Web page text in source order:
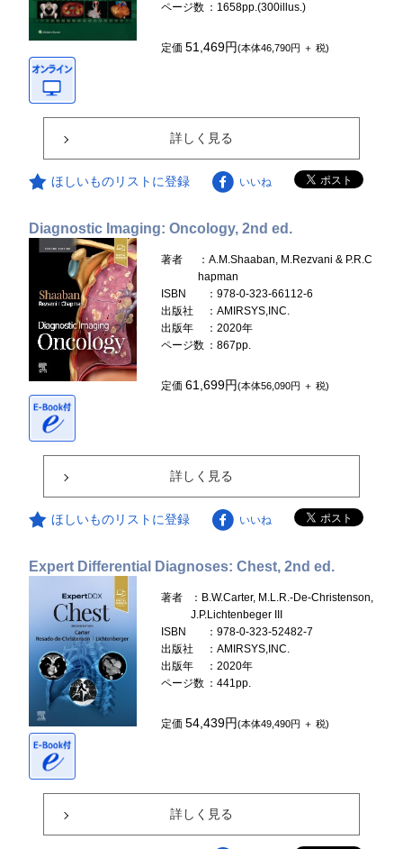
ページ数 ：1658pp.(300illus.)
定価51,469円(本体46,790円 ＋ 税)
詳しく見る
ほしいものリストに登録 いいね
Diagnostic Imaging: Oncology, 2nd ed.
著者
：A.M.Shaaban, M.Rezvani & P.R.C
hapman
ISBN
：978-0-323-66112-6
出版社
：AMIRSYS,INC.
出版年
：2020年
ページ数 ：867pp.
定価61,699円(本体56,090円 ＋ 税)
詳しく見る
ほしいものリストに登録 いいね
Expert Differential Diagnoses: Chest, 2nd ed.
著者
：B.W.Carter, M.L.R.-De-Christenson,
J.P.Lichtenbeger III
ISBN
：978-0-323-52482-7
出版社
：AMIRSYS,INC.
出版年
：2020年
ページ数 ：441pp.
定価54,439円(本体49,490円 ＋ 税)
詳しく見る